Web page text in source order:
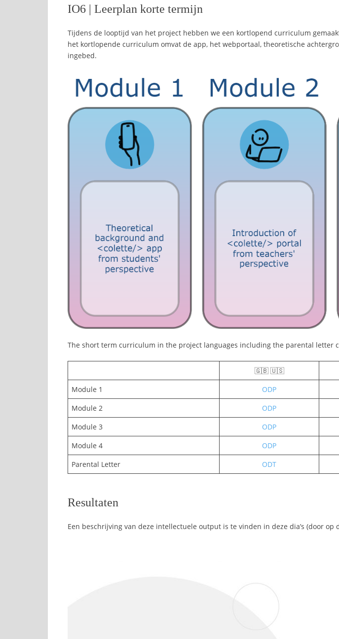
IO6 | Leerplan korte termijn
Tijdens de looptijd van het project hebben we een kortlopend curriculum
het kortlopende curriculum omvat de app, het webportaal, theoretische
ingebed.
The short term curriculum in the project languages including the parental letter
🇬🇧 🇺🇸
Module 1
ODP
Module 2
ODP
Module 3
ODP
Module 4
ODP
Parental Letter
ODT
Resultaten
Een beschrijving van deze intellectuele output is te vinden in deze dia’s (door op